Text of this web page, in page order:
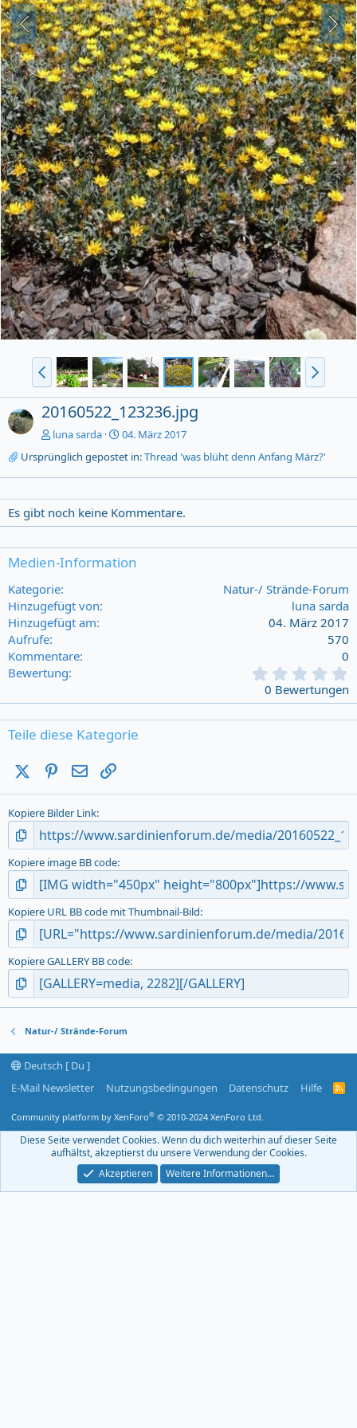
20160522_123236.jpg
luna sarda
04. März 2017
Ursprünglich gepostet in:Thread 'was blüht denn Anfang März?'
Es gibt noch keine Kommentare.
Medien-Information
Kategorie
Natur-/ Strände-Forum
Hinzugefügt von
luna sarda
Hinzugefügt am
04. März 2017
Aufrufe
570
Kommentare
0
Bewertung
0
0
0 Bewertungen
Teile diese Kategorie
X (Twitter)Pinterest
E-Mail
Kopiere Bilder Link
Kopiere image BB code
Kopiere URL BB code mit Thumbnail-Bild
Kopiere GALLERY BB code
Natur-/ Strände-Forum
Deutsch [ Du ]
E-Mail Newsletter
Nutzungsbedingungen Datenschutz Hilfe
R
F
Community platform by XenForo® © 2010-2024 XenForo Ltd.
Diese Seite verwendet Cookies. Wenn du dich weiterhin auf dieser Seite
aufhältst, akzeptierst du unsere Verwendung der Cookies.
Akzeptieren
Weitere Informationen…